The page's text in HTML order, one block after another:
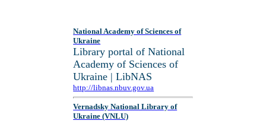
National Academy of Sciences of
Ukraine
Library portal of National
Academy of Sciences of
Ukraine | LibNAS
http://libnas.nbuv.gov.ua
Vernadsky National Library of
Ukraine (VNLU)